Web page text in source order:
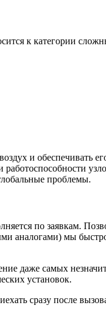
к категории
и обеспечивать
проблемы.
по заявкам.
аналогами) мы
даже самых
установок.
сразу после